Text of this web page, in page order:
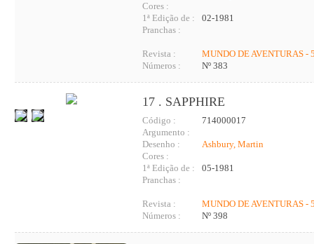
Cores :
1ª Edição de :
02-1981
Pranchas :
Revista :
MUNDO DE AVENTURAS -
Números :
Nº 383
17 . SAPPHIRE
Código :
714000017
Argumento :
Desenho :
Ashbury, Martin
Cores :
1ª Edição de :
05-1981
Pranchas :
Revista :
MUNDO DE AVENTURAS -
Números :
Nº 398